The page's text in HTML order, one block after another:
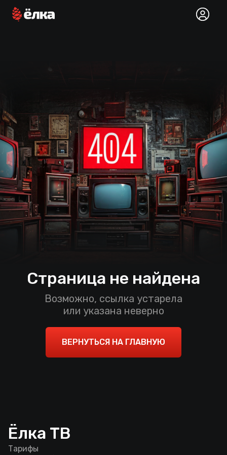
Страница не найдена
Возможно, ссылка устарела
или указана неверно
ВЕРНУТЬСЯ НА ГЛАВНУЮ
Ёлка ТВ
Тарифы